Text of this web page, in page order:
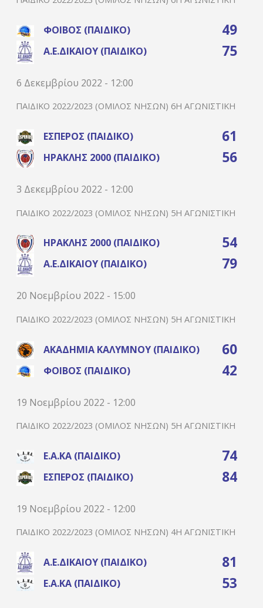
ΦΟΊΒΟΣ (ΠΑΙΔΙΚΌ) 49
Α.Ε.ΔΙΚΑΊΟΥ (ΠΑΙΔΙΚΌ) 75
6 Δεκεμβρίου 2022 - 12:00
ΠΑΙΔΙΚΌ 2022/2023 (ΌΜΙΛΟΣ ΝΉΣΩΝ) 6Η ΑΓΩΝΙΣΤΙΚΉ
ΈΣΠΕΡΟΣ (ΠΑΙΔΙΚΌ) 61
ΗΡΑΚΛΉΣ 2000 (ΠΑΙΔΙΚΌ) 56
3 Δεκεμβρίου 2022 - 12:00
ΠΑΙΔΙΚΌ 2022/2023 (ΌΜΙΛΟΣ ΝΉΣΩΝ) 5Η ΑΓΩΝΙΣΤΙΚΉ
ΗΡΑΚΛΉΣ 2000 (ΠΑΙΔΙΚΌ) 54
Α.Ε.ΔΙΚΑΊΟΥ (ΠΑΙΔΙΚΌ) 79
20 Νοεμβρίου 2022 - 15:00
ΠΑΙΔΙΚΌ 2022/2023 (ΌΜΙΛΟΣ ΝΉΣΩΝ) 5Η ΑΓΩΝΙΣΤΙΚΉ
ΑΚΑΔΗΜΊΑ ΚΑΛΎΜΝΟΥ (ΠΑΙΔΙΚΌ) 60
ΦΟΊΒΟΣ (ΠΑΙΔΙΚΌ) 42
19 Νοεμβρίου 2022 - 12:00
ΠΑΙΔΙΚΌ 2022/2023 (ΌΜΙΛΟΣ ΝΉΣΩΝ) 5Η ΑΓΩΝΙΣΤΙΚΉ
Ε.Α.ΚΑ (ΠΑΙΔΙΚΌ) 74
ΈΣΠΕΡΟΣ (ΠΑΙΔΙΚΌ) 84
19 Νοεμβρίου 2022 - 12:00
ΠΑΙΔΙΚΌ 2022/2023 (ΌΜΙΛΟΣ ΝΉΣΩΝ) 4Η ΑΓΩΝΙΣΤΙΚΉ
Α.Ε.ΔΙΚΑΊΟΥ (ΠΑΙΔΙΚΌ) 81
Ε.Α.ΚΑ (ΠΑΙΔΙΚΌ) 53